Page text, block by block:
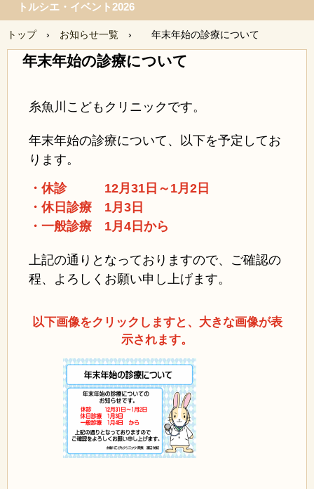
トルシエ・イベント2026
トップ › お知らせ一覧 › 年末年始の診療について
年末年始の診療について
糸魚川こどもクリニックです。
年末年始の診療について、以下を予定してお
ります。
・休診 12月31日～1月2日
・休日診療 1月3日
・一般診療 1月4日から
上記の通りとなっておりますので、ご確認の
程、よろしくお願い申し上げます。
以下画像をクリックしますと、大きな画像が表
示されます。